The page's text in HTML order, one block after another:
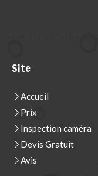
Site
Accueil
Prix
Inspection caméra
Devis Gratuit
Avis